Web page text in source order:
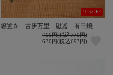
10%OFF
箸置き 古伊万里 磁器 有田焼
700円(税込770円)
630円(税込693円)